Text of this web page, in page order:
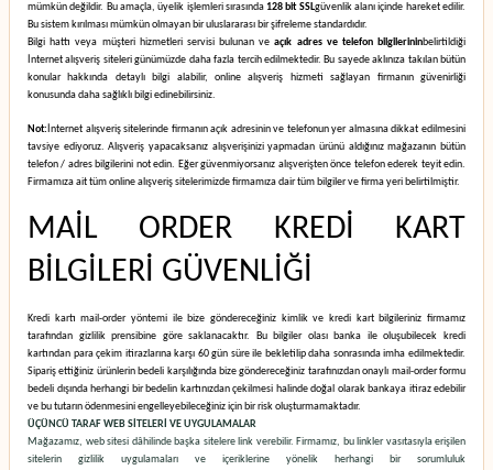
mümkün değildir. Bu amaçla, üyelik işlemleri sırasında 128 bit SSLgüvenlik alanı içinde hareket edilir.
Bu sistem kırılması mümkün olmayan bir uluslararası bir şifreleme standardıdır.
Bilgi hattı veya müşteri hizmetleri servisi bulunan veaçık adres ve telefon bilgilerininbelirtildiği
İnternet alışveriş siteleri günümüzde daha fazla tercih edilmektedir. Bu sayede aklınıza takılan bütün
konular hakkında detaylı bilgi alabilir, online alışveriş hizmeti sağlayan firmanın güvenirliği
konusunda daha sağlıklı bilgi edinebilirsiniz.
Not: İnternet alışveriş sitelerinde firmanın açık adresinin ve telefonun yer almasına dikkat edilmesini
tavsiye ediyoruz. Alışveriş yapacaksanız alışverişinizi yapmadan ürünü aldığınız mağazanın bütün
telefon / adres bilgilerini not edin. Eğer güvenmiyorsanız alışverişten önce telefon ederek teyit edin.
Firmamıza ait tüm online alışveriş sitelerimizde firmamıza dair tüm bilgiler ve firma yeri belirtilmiştir.
MAİL ORDER KREDİ KART
BİLGİLERİ GÜVENLİĞİ
Kredi kartı mail-order yöntemi ile bize göndereceğiniz kimlik ve kredi kart bilgileriniz firmamız
tarafından gizlilik prensibine göre saklanacaktır. Bu bilgiler olası banka ile oluşubilecek kredi
kartından para çekim itirazlarına karşı 60 gün süre ile bekletilip daha sonrasında imha edilmektedir.
Sipariş ettiğiniz ürünlerin bedeli karşılığında bize göndereceğiniz tarafınızdan onaylı mail-order formu
bedeli dışında herhangi bir bedelin kartınızdan çekilmesi halinde doğal olarak bankaya itiraz edebilir
ve bu tutarın ödenmesini engelleyebileceğiniz için bir risk oluşturmamaktadır.
ÜÇÜNCÜ TARAF WEB SİTELERİ VE UYGULAMALAR
Mağazamız, web sitesi dâhilinde başka sitelere link verebilir. Firmamız, bu linkler vasıtasıyla erişilen
sitelerin gizlilik uygulamaları ve içeriklerine yönelik herhangi bir sorumluluk